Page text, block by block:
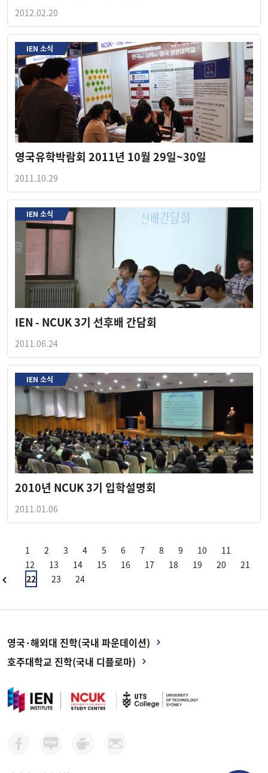
2012.02.20
IEN 소식
영국유학박람회 2011년 10월 29일~30일
2011.10.29
IEN 소식
IEN - NCUK 3기 선후배 간담회
2011.06.24
IEN 소식
2010년 NCUK 3기 입학설명회
2011.01.06
1 2 3 4 5 6 7 8 9 10
11
12
13 14 15 16 17 18 19 20
21
22
23 24
영국·해외대 진학(국내 파운데이션)
호주대학교 진학(국내 디플로마)